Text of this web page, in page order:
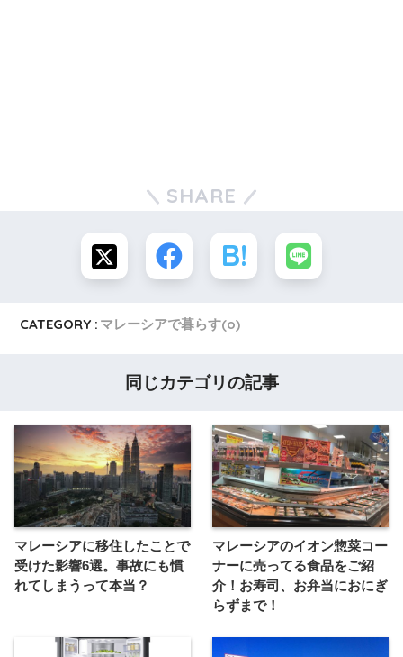
SHARE
CATEGORY : マレーシアで暮らす(o)
同じカテゴリの記事
マレーシアに移住したことで
受けた影響6選。事故にも慣
れてしまうって本当？
マレーシアのイオン惣菜コー
ナーに売ってる食品をご紹
介！お寿司、お弁当におにぎ
らずまで！